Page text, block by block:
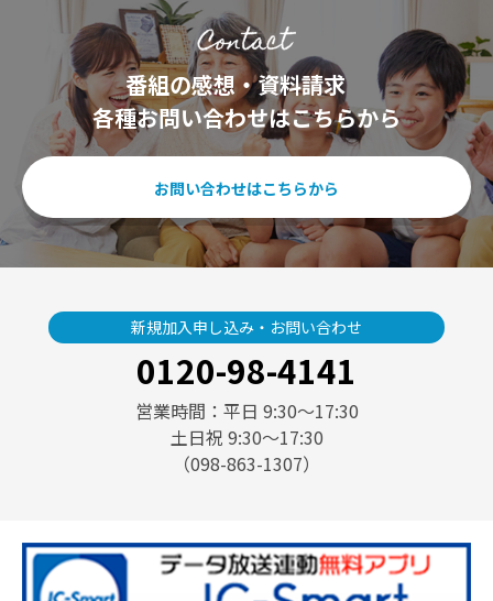
番組の感想・資料請求
各種お問い合わせはこちらから
お問い合わせはこちらから
新規加入申し込み・お問い合わせ
0120-98-4141
営業時間：平日 9:30〜17:30
土日祝 9:30〜17:30
（098-863-1307）